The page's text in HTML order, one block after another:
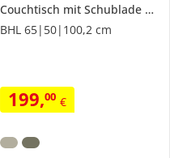
Couchtisch mit Schublade
BHL 65|50|100,2 cm
199,00 €